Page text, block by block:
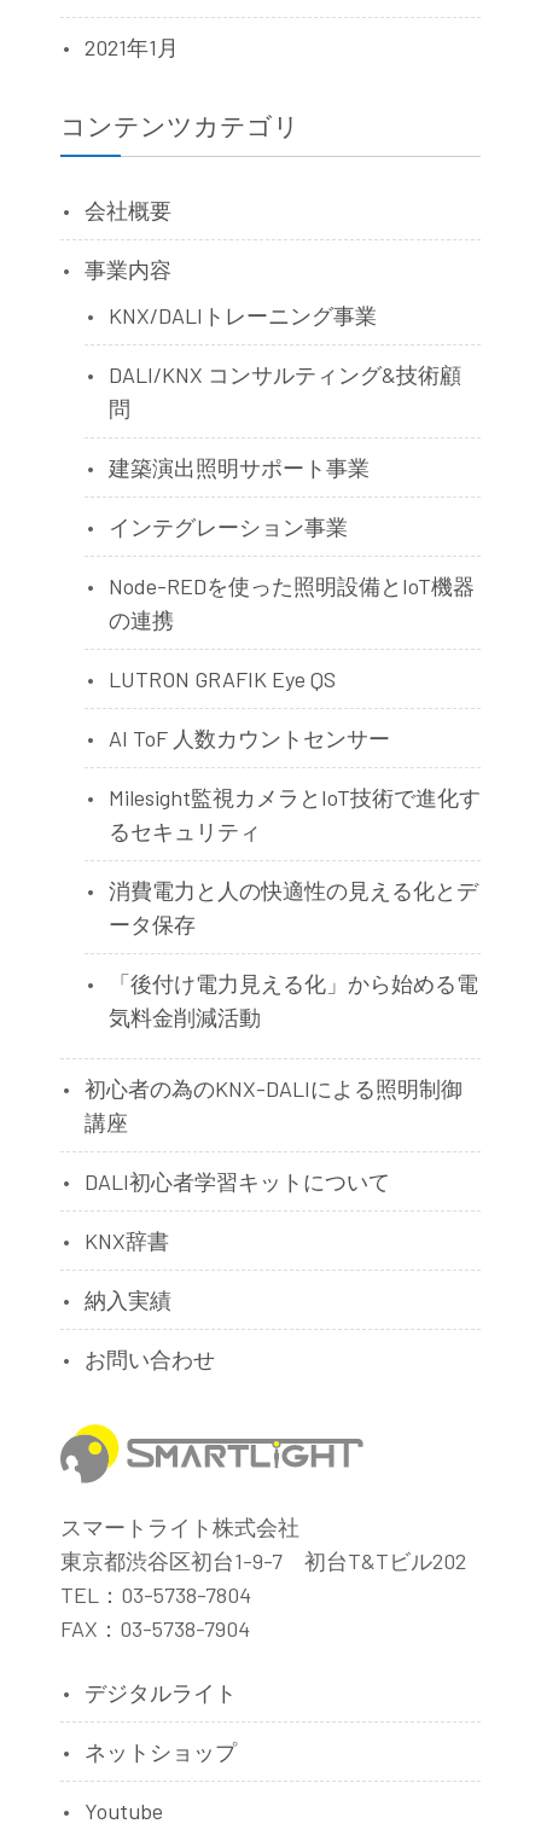
2021年1月
コンテンツカテゴリ
会社概要
事業内容
KNX/DALIトレーニング事業
DALI/KNX コンサルティング&技術顧
問
建築演出照明サポート事業
インテグレーション事業
Node-REDを使った照明設備とIoT機器
の連携
LUTRON GRAFIK Eye QS
AI ToF 人数カウントセンサー
Milesight監視カメラとIoT技術で進化す
るセキュリティ
消費電力と人の快適性の見える化とデ
ータ保存
「後付け電力見える化」から始める電
気料金削減活動
初心者の為のKNX-DALIによる照明制御
講座
DALI初心者学習キットについて
KNX辞書
納入実績
お問い合わせ
スマートライト株式会社
東京都渋谷区初台1-9-7 初台T&Tビル202
TEL：03-5738-7804
FAX：03-5738-7904
デジタルライト
ネットショップ
Youtube